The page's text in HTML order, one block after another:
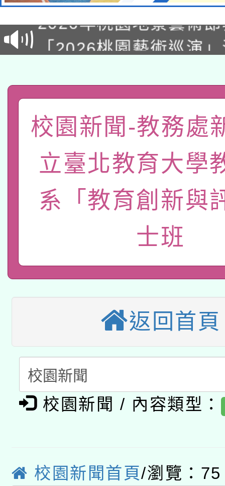
開 智慧啟航」
「2026桃園藝術巡演
國立臺灣師範大學辦理
年度健康促進學校輔導
業成長研習」實施計畫
函轉國家教育研究院中
原住民族教育政策研討
族教育國際趨勢與發展
轉知教育部國民及學前
新北市政府教育局辦理
師專業成長研習實施計
方素養工作坊新北場」
函轉國立臺灣師範大學
族語言臺北學習中心
「族語學習班」招生簡
轉知有關國立成功大學
文教學共融平台-教案
教育部國民及學前教
接種對象擴大為「滿6
接種之民眾」措施，延
本市兒童口腔健康促進
宣導素材2份，請協助
管道加強宣導
115年8月22日(星期六
桃園市孔廟祈福系列
開 智慧啟航」
2026年桃園地景藝術
轉知教育部國民及學前
國立臺灣師範大學辦理
年度健康促進學校輔導
業成長研習」實施計畫
函轉國家教育研究院中
原住民族教育政策研討
族教育國際趨勢與發展
轉知教育部國民及學前
新北市政府教育局辦理
函轉國立臺灣師範大學
族語言臺北學習中心
轉知有關國立成功大學
件」活動簡章
年度COVID-19疫苗接
本市兒童口腔健康促進
校園新聞-教務處
立臺北教育大學
系「教育創新與
士班
返回首頁
校園新聞 / 內容類型：
校園新聞首頁/瀏覽：75